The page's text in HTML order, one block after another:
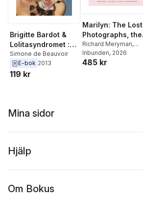
Brigitte Bardot &
Lolitasyndromet :
essäer
Simone de Beauvoir
E-bok 2013
119 kr
Marilyn: The Lost
Photographs, the
Last Interview
Richard Meryman,
Marilyn Monroe
Inbunden, 2026
485 kr
Mina sidor
Hjälp
Om Bokus